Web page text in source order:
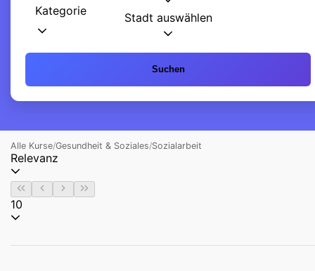
Kategorie Stadt auswählen
Suchen
Alle Kurse/Gesundheit & Soziales/Sozialarbeit
Relevanz
10